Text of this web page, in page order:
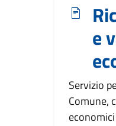
e
Servizio
Comune,